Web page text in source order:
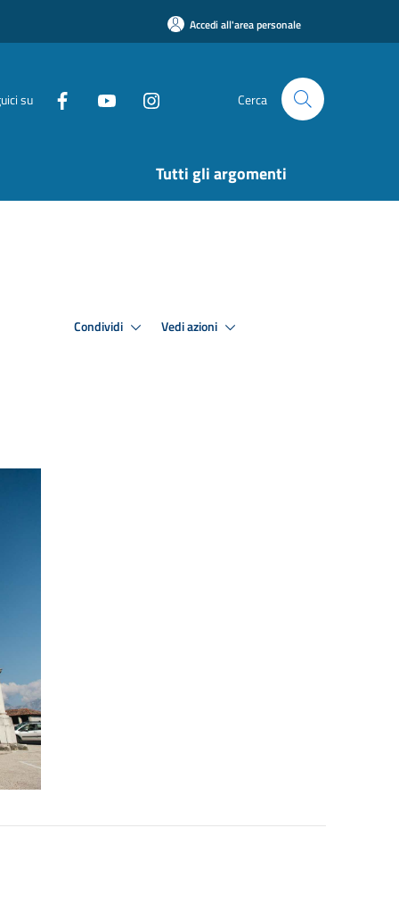
Accedi all'area personale
su Cerca
Tutti gli argomenti
Condividi Vedi azioni